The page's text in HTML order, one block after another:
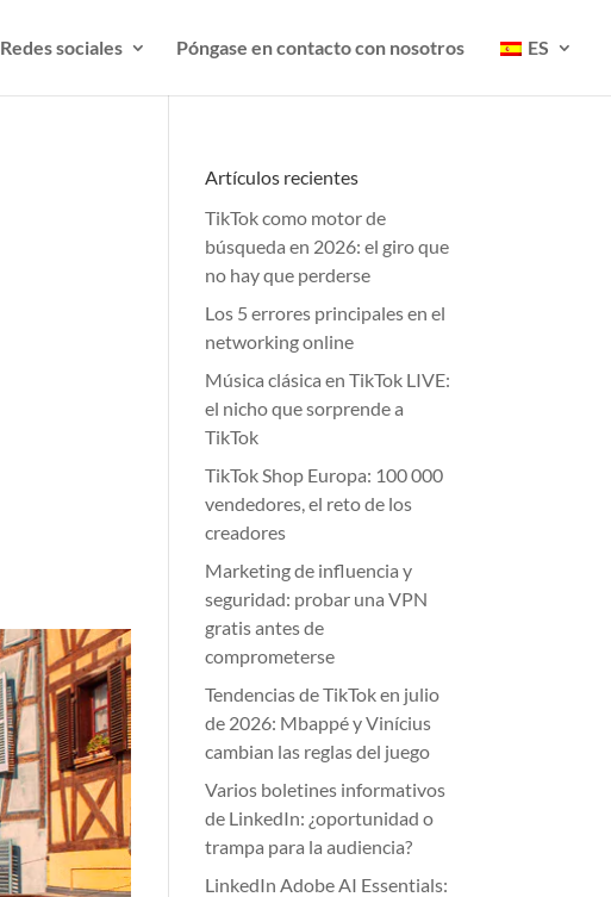
Redes sociales Póngase en contacto con nosotros ES
Artículos recientes
TikTok como motor de
búsqueda en 2026: el giro que
no hay que perderse
Los 5 errores principales en el
networking online
Música clásica en TikTok LIVE:
el nicho que sorprende a
TikTok
TikTok Shop Europa: 100 000
vendedores, el reto de los
creadores
Marketing de influencia y
seguridad: probar una VPN
gratis antes de
comprometerse
Tendencias de TikTok en julio
de 2026: Mbappé y Vinícius
cambian las reglas del juego
Varios boletines informativos
de LinkedIn: ¿oportunidad o
trampa para la audiencia?
LinkedIn Adobe AI Essentials: